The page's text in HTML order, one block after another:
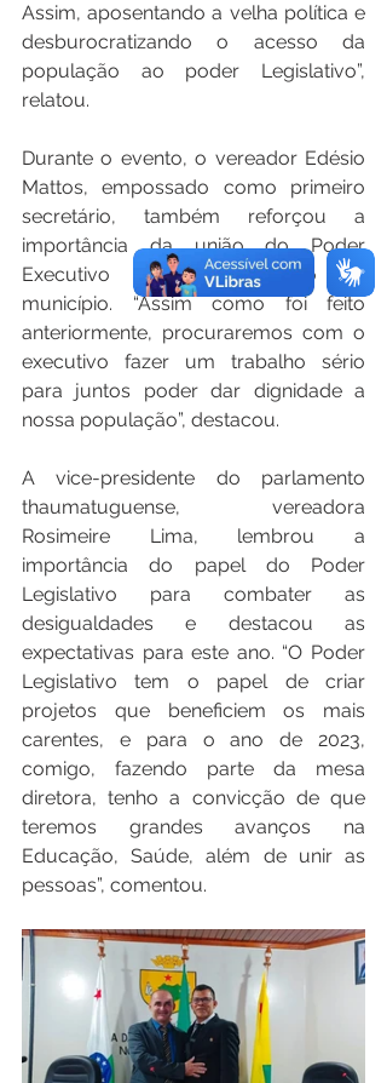
Assim, aposentando a velha política e
desburocratizando o acesso da
população ao poder Legislativo”,
relatou.
Durante o evento, o vereador Edésio
Mattos, empossado como primeiro
secretário, também reforçou a
importância da união do Poder
Executivo e do Legislativo no
município. “Assim como foi feito
anteriormente, procuraremos com o
executivo fazer um trabalho sério
para juntos poder dar dignidade a
nossa população”, destacou.
A vice-presidente do parlamento
thaumatuguense, vereadora
Rosimeire Lima, lembrou a
importância do papel do Poder
Legislativo para combater as
desigualdades e destacou as
expectativas para este ano. “O Poder
Legislativo tem o papel de criar
projetos que beneficiem os mais
carentes, e para o ano de 2023,
comigo, fazendo parte da mesa
diretora, tenho a convicção de que
teremos grandes avanços na
Educação, Saúde, além de unir as
pessoas”, comentou.